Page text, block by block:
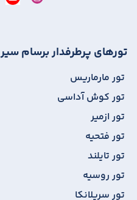
تورهای پرطرفدار برسام سیر
تور مارماریس
تور کوش آداسی
تور ازمیر
تور فتحیه
تور تایلند
تور روسیه
تور سریلانکا